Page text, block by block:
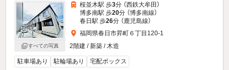
すべての写真
桜並木駅 歩3分 （西鉄大牟田）
博多南駅 歩20分 （博多南線）
春日駅 歩26分 （鹿児島線）
福岡県春日市昇町６丁目120-1
2階建 / 新築 / 木造
駐車場あり 駐輪場あり 宅配ボックス